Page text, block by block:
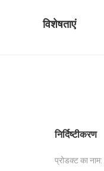
विशेषताएं
निर्दिष्टीकरण
प्रोडक्ट का नाम: